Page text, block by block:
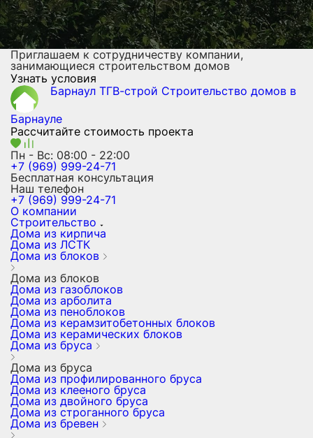
Приглашаем к сотрудничеству компании,
занимающиеся строительством домов
Узнать условия
Барнаул ТГВ-строй Строительство домов в
Барнауле
Рассчитайте стоимость проекта
Пн - Вс: 08:00 - 22:00
+7 (969) 999-24-71
Бесплатная консультация
Наш телефон
+7 (969) 999-24-71
О компании
Строительство
Дома из кирпича
Дома из ЛСТК
Дома из блоков
Дома из блоков
Дома из газоблоков
Дома из арболита
Дома из пеноблоков
Дома из керамзитобетонных блоков
Дома из керамических блоков
Дома из бруса
Дома из бруса
Дома из профилированного бруса
Дома из клееного бруса
Дома из двойного бруса
Дома из строганного бруса
Дома из бревен